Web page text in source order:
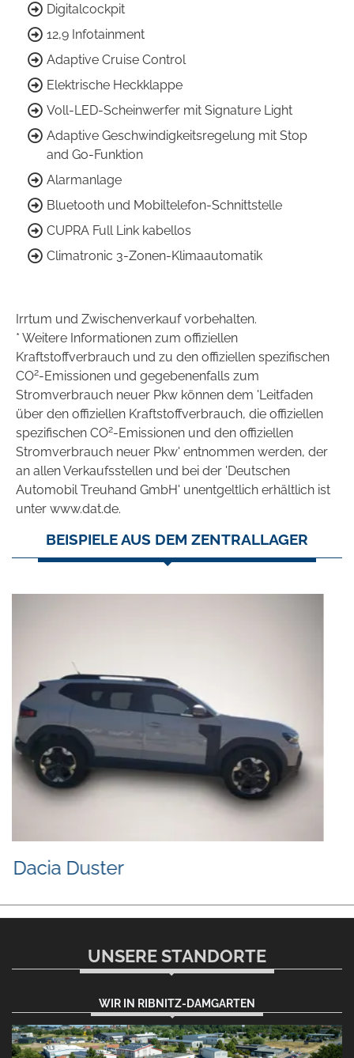
Digitalcockpit
12,9 Infotainment
Adaptive Cruise Control
Elektrische Heckklappe
Voll-LED-Scheinwerfer mit Signature Light
Adaptive Geschwindigkeitsregelung mit Stop
and Go-Funktion
Alarmanlage
Bluetooth und Mobiltelefon-Schnittstelle
CUPRA Full Link kabellos
Climatronic 3-Zonen-Klimaautomatik
Irrtum und Zwischenverkauf vorbehalten.
* Weitere Informationen zum offiziellen
Kraftstoffverbrauch und zu den offiziellen spezifischen
CO2-Emissionen und gegebenenfalls zum
Stromverbrauch neuer Pkw können dem 'Leitfaden
über den offiziellen Kraftstoffverbrauch, die offiziellen
spezifischen CO2-Emissionen und den offiziellen
Stromverbrauch neuer Pkw' entnommen werden, der
an allen Verkaufsstellen und bei der 'Deutschen
Automobil Treuhand GmbH' unentgeltlich erhältlich ist
unter www.dat.de.
BEISPIELE AUS DEM ZENTRALLAGER
Skoda Superb
UNSERE STANDORTE
WIR IN RIBNITZ-DAMGARTEN